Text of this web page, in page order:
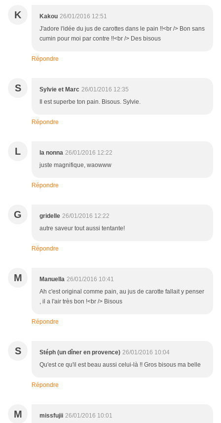
K Kakou 26/01/2016 12:51
J'adore l'idée du jus de carottes dans le pain !!<br /> Bon sans
cumin pour moi par contre !!<br /> Des bisous
Répondre
S Sylvie et Marc 26/01/2016 12:35
Il est superbe ton pain. Bisous. Sylvie.
Répondre
L la nonna 26/01/2016 12:22
juste magnifique, waowww
Répondre
G gridelle 26/01/2016 12:22
autre saveur tout aussi tentante!
Répondre
M Manuella 26/01/2016 10:41
Ah c'est original comme pain, au jus de carotte fallait y penser
, il a l'air très bon !<br /> Bisous
Répondre
S Stéph (un dîner en provence) 26/01/2016 10:04
Qu'est ce qu'il est beau aussi celui-là !! Gros bisous ma belle
Répondre
M missfujii 26/01/2016 10:01